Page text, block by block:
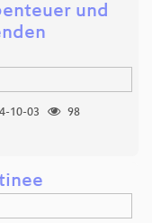
und
10-03
98